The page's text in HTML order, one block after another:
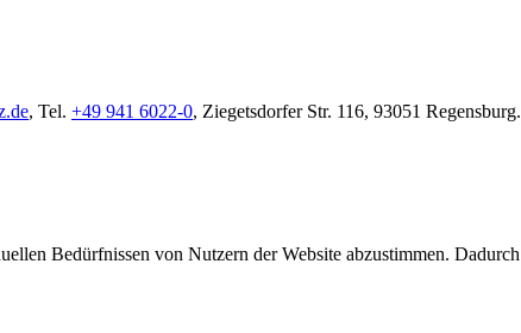
, Tel. +49 941 6022-0, Ziegetsdorfer Str. 116, 93051 Regensburg.
Bedürfnissen von Nutzern der Website abzustimmen.